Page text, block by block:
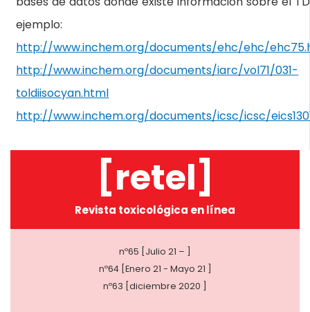
ejemplo:
http://www.inchem.org/documents/ehc/ehc/
http://www.inchem.org/documents/iarc/vol71/031-
toldiisocyan.html
http://www.inchem.org/documents/icsc/icsc/
[retel]
Revista toxicológica en línea
nº65 [Julio 21 – ]
nº64 [Enero 21 - Mayo 21 ]
nº63 [diciembre 2020 ]